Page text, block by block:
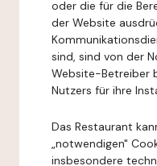
oder die für die
der Website
sind, sind von der
Website-Betreiber
Nutzers für ihre
Das Restaurant
„notwendigen"
insbesondere